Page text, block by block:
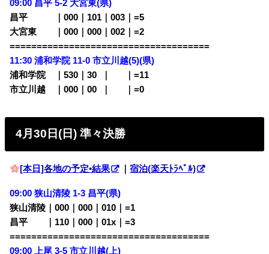
09:00 昌平 5-2 大宮東(県)
昌平 ｜000｜101｜003｜=5
大宮東 ｜000｜000｜002｜=2
=====================================
11:30浦和学院 11-0 市立川越(5)(県)
浦和学院 ｜530｜30
｜=11
市立川越 ｜000｜00
｜=0
4月30日(日) 準々決勝
[本日]各地の予定•結果 ｜宿泊(楽天ﾄﾗﾍﾞﾙ)
09:00 狭山清陵 1-3 昌平(県)
狭山清陵｜000｜000｜010｜=1
昌平 ｜110｜000｜01x｜=3
=====================================
09:00 上尾 3-5 市立川越(上)